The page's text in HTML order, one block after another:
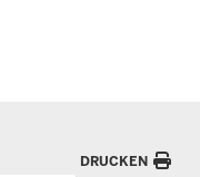
DRUCKEN